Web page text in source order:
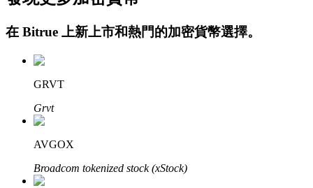
在 Bitrue 上新上市和熱門的加密貨幣選擇。
GRVT
Grvt
AVGOX
Broadcom tokenized stock (xStock)